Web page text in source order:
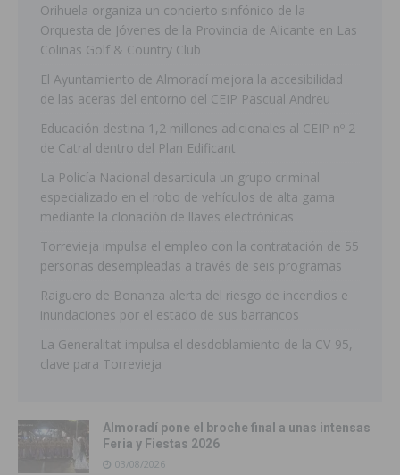
Orihuela organiza un concierto sinfónico de la
Orquesta de Jóvenes de la Provincia de Alicante en Las
Colinas Golf & Country Club
El Ayuntamiento de Almoradí mejora la accesibilidad
de las aceras del entorno del CEIP Pascual Andreu
Educación destina 1,2 millones adicionales al CEIP nº 2
de Catral dentro del Plan Edificant
La Policía Nacional desarticula un grupo criminal
especializado en el robo de vehículos de alta gama
mediante la clonación de llaves electrónicas
Torrevieja impulsa el empleo con la contratación de 55
personas desempleadas a través de seis programas
Raiguero de Bonanza alerta del riesgo de incendios e
inundaciones por el estado de sus barrancos
La Generalitat impulsa el desdoblamiento de la CV-95,
clave para Torrevieja
Almoradí pone el broche final a unas intensas
Feria y Fiestas 2026
03/08/2026